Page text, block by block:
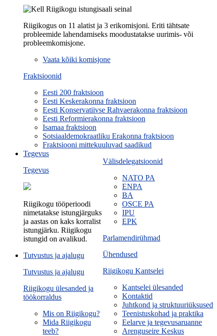
Riigikogus on 11 alatist ja 3 erikomisjoni. Eriti tähtsate
probleemide lahendamiseks moodustatakse uurimis- või
probleemkomisjone.
Vaata kõiki komisjone
Fraktsioonid
Eesti 200 fraktsioon
Eesti Keskerakonna fraktsioon
Eesti Konservatiivse Rahvaerakonna fraktsioon
Eesti Reformierakonna fraktsioon
Isamaa fraktsioon
Sotsiaaldemokraatliku Erakonna fraktsioon
Fraktsiooni mittekuuluvad saadikud
Välisdelegatsioonid
NATO PA
ENPA
BA
OSCE PA
IPU
EPK
Parlamendirühmad
Ühendused
Riigikogu Kantselei
Kantselei ülesanded
Kontaktid
Juhtkond ja struktuuriüksused
Teenistuskohad ja praktika
Eelarve ja tegevusaruanne
Arenguseire Keskus
Tegevus
Tegevus
Riigikogu tööperioodi
nimetatakse istungjärguks
ja aastas on kaks korralist
istungjärku. Riigikogu
istungid on avalikud.
Tutvustus ja ajalugu
Tutvustus ja ajalugu
Riigikogu ülesanded ja
töökorraldus
Mis on Riigikogu?
Mida Riigikogu
teeb?